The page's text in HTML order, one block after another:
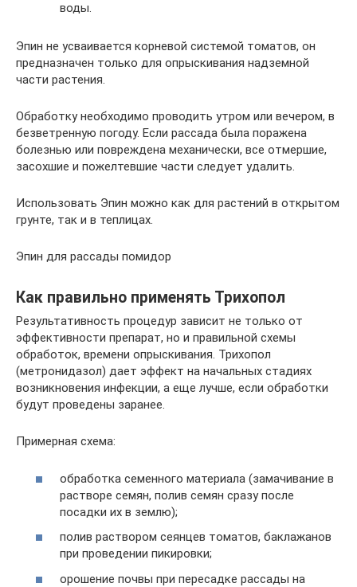
воды.
Эпин не усваивается корневой системой томатов, он
предназначен только для опрыскивания надземной
части растения.
Обработку необходимо проводить утром или вечером, в
безветренную погоду. Если рассада была поражена
болезнью или повреждена механически, все отмершие,
засохшие и пожелтевшие части следует удалить.
Использовать Эпин можно как для растений в открытом
грунте, так и в теплицах.
Эпин для рассады помидор
Как правильно применять Трихопол
Результативность процедур зависит не только от
эффективности препарат, но и правильной схемы
обработок, времени опрыскивания. Трихопол
(метронидазол) дает эффект на начальных стадиях
возникновения инфекции, а еще лучше, если обработки
будут проведены заранее.
Примерная схема:
обработка семенного материала (замачивание в
растворе семян, полив семян сразу после
посадки их в землю);
полив раствором сеянцев томатов, баклажанов
при проведении пикировки;
орошение почвы при пересадке рассады на